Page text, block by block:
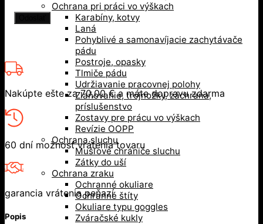
Ochrana pri práci vo výškach
Karabíny, kotvy
Laná
Pohyblivé a samonavíjacie zachytávače
pádu
Postroje, opasky
Tlmiče pádu
Udržiavanie pracovnej polohy
Zlaňovanie, trojnožky, záchrana,
príslušenstvo
Zostavy pre prácu vo výškach
Revízie OOPP
Ochrana sluchu
Mušľové chrániče sluchu
Zátky do uší
Ochrana zraku
Ochranné okuliare
Ochranné štíty
Okuliare typu goggles
Zváračské kukly
Nakúpte ešte za70,00€a máte dopravu zdarma
60 dní možnosť vrátenia tovaru
garancia vrátenia peňazí
Popis